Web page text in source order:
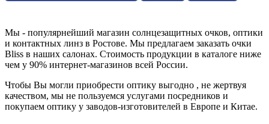
Мы - популярнейший магазин солнцезащитных очков, оптики
и контактных линз в Ростове. Мы предлагаем заказать очки
Bliss в наших салонах. Стоимость продукции в каталоге ниже
чем у 90% интернет-магазинов всей России.
Чтобы Вы могли приобрести оптику выгодно , не жертвуя
качеством, мы не пользуемся услугами посредников и
покупаем оптику у заводов-изготовителей в Европе и Китае.